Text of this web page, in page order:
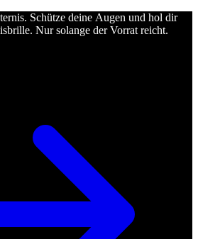
Schütze deine Augen und hol dir
Nur solange der Vorrat reicht.